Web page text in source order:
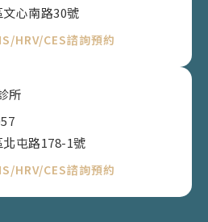
心南路30號
HRV/CES諮詢預約
所
屯路178-1號
HRV/CES諮詢預約